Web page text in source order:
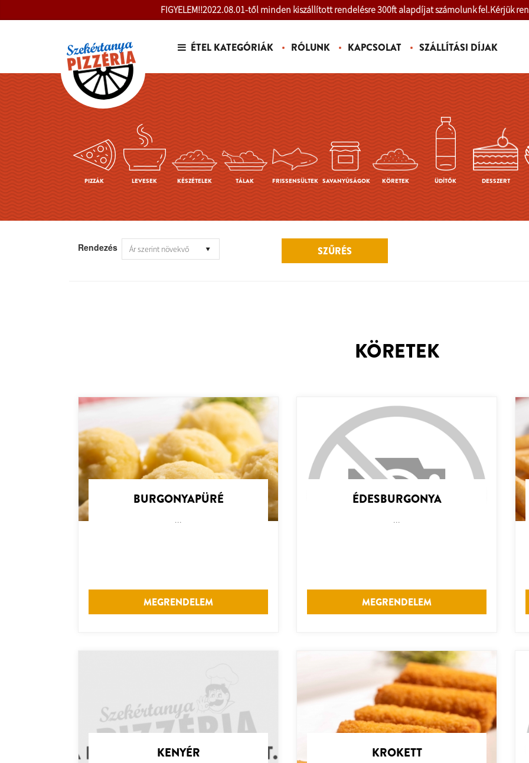
FIGYELEM!!2022.08.01-től minden kiszállított rendelésre 300ft alapdíjat számolunk fel.Kérjük
ÉTEL KATEGÓRIÁK RÓLUNK KAPCSOLAT SZÁLLÍTÁSI DÍJAK
PIZZÁK LEVESEK KÉSZÉTELEK TÁLAK FRISSENSÜLTEK SAVANYÚSÁGOK KÖRETEK ÜDÍTŐK DESSZERT
Rendezés SZŰRÉS
KÖRETEK
BURGONYAPÜRÉ
...
MEGRENDELEM
ÉDESBURGONYA
...
MEGRENDELEM
KENYÉR KROKETT